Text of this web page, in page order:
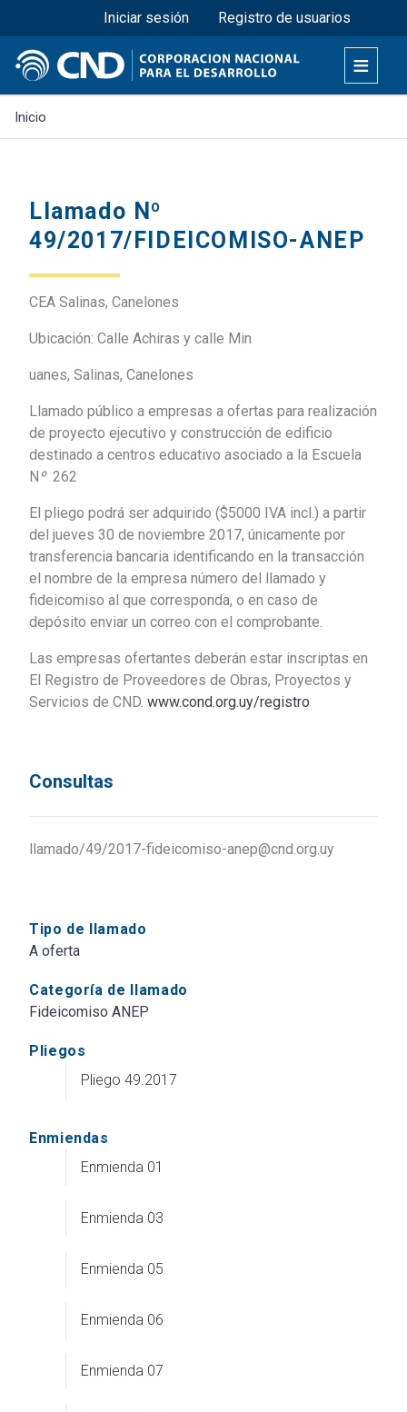
Pasar
al
contenido
principal
Menú superior
Iniciar sesión Registro de usuarios
Inicio
Tipo de llamado
A oferta
Categoría de llamado
Fideicomiso ANEP
Pliegos
Pliego 49.2017
Enmiendas
Enmienda 01
Enmienda 03
Enmienda 05
Enmienda 06
Enmienda 07
Llamado Nº
49/2017/FIDEICOMISO-ANEP
CEA Salinas, Canelones
Ubicación: Calle Achiras y calle Min
uanes, Salinas, Canelones
Llamado público a empresas a ofertas para realización
de proyecto ejecutivo y construcción de edificio
destinado a centros educativo asociado a la Escuela
N º262
El pliego podrá ser adquirido ($5000 IVA incl.) a partir
del jueves 30 de noviembre 2017, únicamente por
transferencia bancaria identificando en la transacción
el nombre de la empresa número del llamado y
fideicomiso al que corresponda, o en caso de
depósito enviar un correo con el comprobante.
Las empresas ofertantes deberán estar inscriptas en
El Registro de Proveedores de Obras, Proyectos y
Servicios de CND. www.cond.org.uy/registro
Consultas
llamado/49/2017-fideicomiso-anep@cnd.org.uy